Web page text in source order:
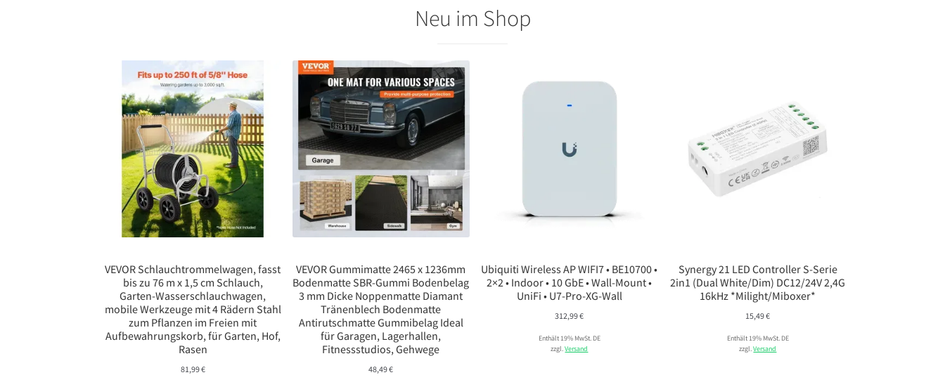
Neu im Shop
VEVOR Schlauchtrommelwagen, fasst
bis zu 76 m x 1,5 cm Schlauch,
Garten-Wasserschlauchwagen,
mobile Werkzeuge mit 4 Rädern Stahl
zum Pflanzen im Freien mit
Aufbewahrungskorb, für Garten, Hof,
Rasen
81,99€
VEVOR Gummimatte 2465 x 1236mm
Bodenmatte SBR-Gummi Bodenbelag
3 mm Dicke Noppenmatte Diamant
Tränenblech Bodenmatte
Antirutschmatte Gummibelag Ideal
für Garagen, Lagerhallen,
Fitnessstudios, Gehwege
48,49€
Ubiquiti Wireless AP WIFI7 • BE10700 •
2×2 • Indoor • 10 GbE • Wall-Mount •
UniFi • U7-Pro-XG-Wall
312,99€
Enthält 19% MwSt. DE
zzgl.Versand
Synergy 21 LED Controller S-Serie
2in1 (Dual White/Dim) DC12/24V 2,4G
16kHz *Milight/Miboxer*
15,49€
Enthält 19% MwSt. DE
zzgl.Versand